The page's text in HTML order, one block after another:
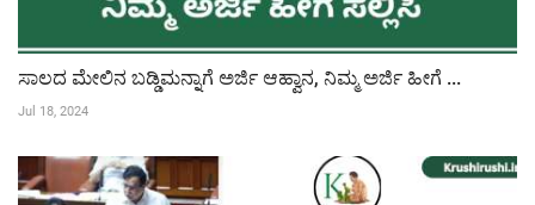
ಸಾಲದ ಮೇಲಿನ ಬಡ್ಡಿಮನ್ನಾಗೆ ಅರ್ಜಿ ಆಹ್ವಾನ, ನಿಮ್ಮ ಅರ್ಜಿ ಹೀಗೆ ...
Jul 18, 2024